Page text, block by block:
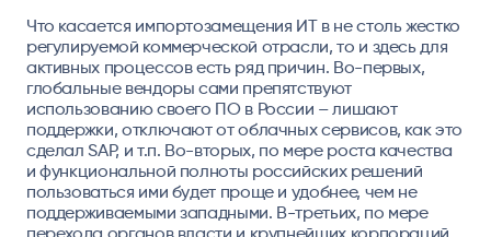
Что касается импортозамещения ИТ в не столь жестко
регулируемой коммерческой отрасли, то и здесь для
активных процессов есть ряд причин. Во-первых,
глобальные вендоры сами препятствуют
использованию своего ПО в России – лишают
поддержки, отключают от облачных сервисов, как это
сделал SAP, и т.п. Во-вторых, по мере роста качества
и функциональной полноты российских решений
пользоваться ими будет проще и удобнее, чем не
поддерживаемыми западными. В-третьих, по мере
перехода органов власти и крупнейших корпораций